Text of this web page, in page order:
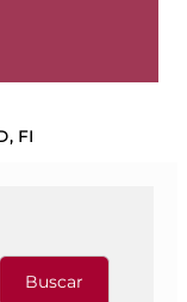
FI